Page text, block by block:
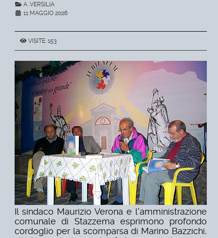
A. VERSILIA
11 MAGGIO 2026
VISITE: 153
Il sindaco Maurizio Verona e l'amministrazione
comunale di Stazzema esprimono profondo
cordoglio per la scomparsa di Marino Bazzichi,